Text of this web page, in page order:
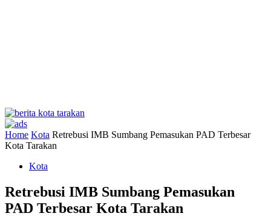
Home Kota Retrebusi IMB Sumbang Pemasukan PAD Terbesar
Kota Tarakan
Kota
Retrebusi IMB Sumbang Pemasukan
PAD Terbesar Kota Tarakan